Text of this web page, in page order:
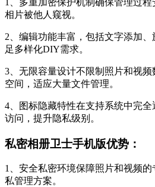
相片被他人窥视。
2、编辑功能丰富，包括文字添加
足多样化DIY需求。
3、无限容量设计不限制照片和视
空间，适应大量文件管理。
4、图标隐藏特性在支持系统中完
访问，提升隐私级别。
私密相册卫士手机版优势：
1、安全私密环境保障照片和视频
私管理方案。